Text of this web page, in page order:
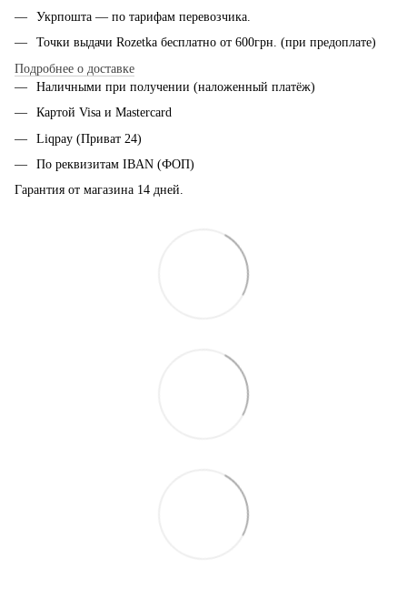
Укрпошта — по тарифам перевозчика.
Точки выдачи Rozetka бесплатно от 600грн. (при предоплате)
Подробнее о доставке
Наличными при получении (наложенный платёж)
Картой Visa и Mastercard
Liqpay (Приват 24)
По реквизитам IBAN (ФОП)
Гарантия от магазина 14 дней.